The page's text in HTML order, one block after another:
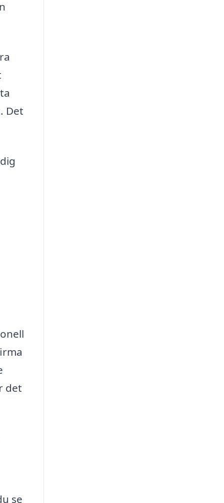
Det
det
se